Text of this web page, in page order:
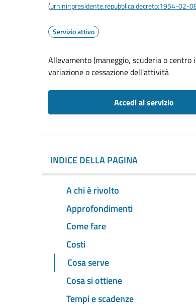
(urn:nir:presidente.repubblica:decreto:1954-02-
Servizio attivo
Allevamento (maneggio, scuderia o
variazione o cessazione dell'attività
Accedi al servizio
INDICE DELLA PAGINA
A chi è rivolto
Approfondimenti
Come fare
Costi
Cosa serve
Cosa si ottiene
Tempi e scadenze